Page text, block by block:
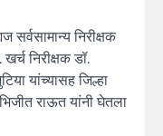
निरीक्षक
निरीक्षक डॉ.
यांच्यासह जिल्हा
राऊत यांनी घेतला